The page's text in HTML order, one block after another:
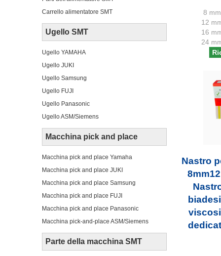
Carrello alimentatore SMT
Ugello SMT
Ugello YAMAHA
Ugello JUKI
Ugello Samsung
Ugello FUJI
Ugello Panasonic
Ugello ASM/Siemens
Macchina pick and place
Macchina pick and place Yamaha
Macchina pick and place JUKI
Macchina pick and place Samsung
Macchina pick and place FUJI
Macchina pick and place Panasonic
Macchina pick-and-place ASM/Siemens
Parte della macchina SMT
8
12
16
24
Nastro